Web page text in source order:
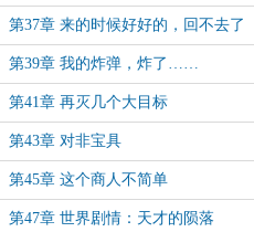
第37章 来的时候好好的，回不去了
第39章 我的炸弹，炸了……
第41章 再灭几个大目标
第43章 对非宝具
第45章 这个商人不简单
第47章 世界剧情：天才的陨落